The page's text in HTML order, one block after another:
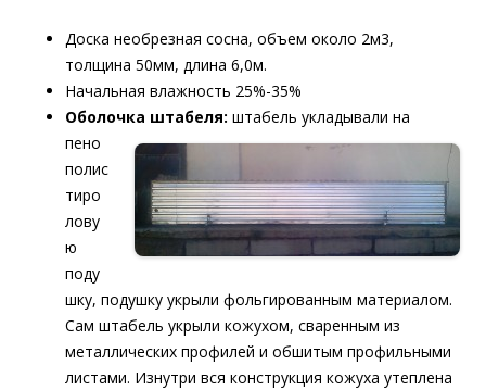
Доска необрезная сосна, объем около 2м3,
толщина 50мм, длина 6,0м.
Начальная влажность 25%-35%
Оболочка штабеля: штабель укладывали на
пено
полис
тиро
лову
ю
поду
шку, подушку укрыли фольгированным материалом.
Сам штабель укрыли кожухом, сваренным из
металлических профилей и обшитым профильными
листами. Изнутри вся конструкция кожуха утеплена